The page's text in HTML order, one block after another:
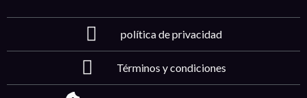
política de privacidad
Términos y condiciones